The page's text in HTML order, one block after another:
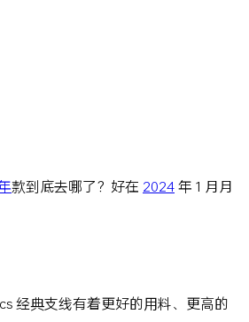
款到底去哪了？好在 2024年 1 月月
经典支线有着更好的用料、更高的